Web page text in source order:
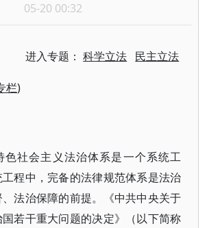
05-20 00:32
进入专题：科学立法 民主立法
栏)
色社会主义法治体系是一个系统工
程中，完备的法律规范体系是法治
法治保障的前提。《中共中央关于
若干重大问题的决定》（以下简称